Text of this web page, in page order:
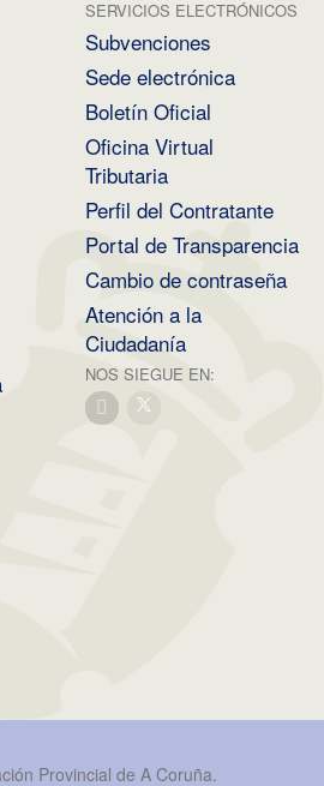
SERVICIOS ELECTRÓNICOS
Subvenciones
Sede electrónica
Boletín Oficial
Oficina Virtual
Tributaria
Perfil del Contratante
Portal de Transparencia
Cambio de contraseña
Atención a la
Ciudadanía
NOS SIEGUE EN:
Provincial de A Coruña.